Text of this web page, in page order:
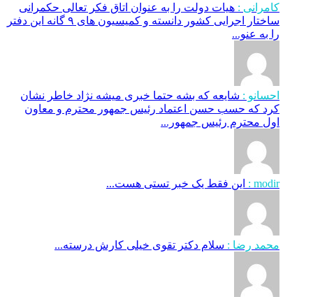
کامرانی : هیات دولت را به عنوان اتاق فکر تعالی حکمرانی
ساختار اجرایی کشور دانسته و کمیسیون های ۹ گانه این دفتر
را به عنو...
احسانو : شایعه که بشه حتما خبری میشه نژاد خاطر نشان
کرد که حسب حسن اعتماد رئیس جمهور محترم و معاون
اول محترم رئیس جمهور...
modir : این فقط یک خبر تستی هست...
محمد رضا : سلام دکتر تقوی خیلی کارش درسته...